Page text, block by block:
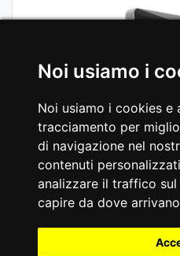
Noi usiamo i
Noi usiamo i cookies e
tracciamento per
di navigazione nel
contenuti
analizzare il traffico
capire da dove